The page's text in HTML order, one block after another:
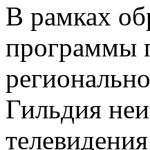
В рамках
программы
Гильдия